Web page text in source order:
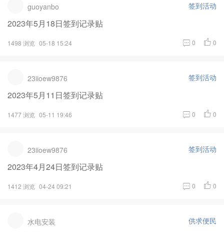
guoyanbo 签到活动
2023年5月18日签到记录贴
1498 浏览 05-18 15:24 0 0
23iioew9876 签到活动
2023年5月11日签到记录贴
1477 浏览 05-11 19:46 0 0
23iioew9876 签到活动
2023年4月24日签到记录贴
1412 浏览 04-24 09:21 0 0
水电安装 供求便民